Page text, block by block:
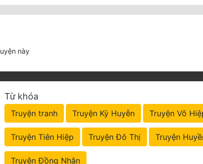
này
Từ khóa
Truyện tranh Truyện Kỳ Huyễn Truyện Võ
Truyện Tiên Hiệp Truyện Đô Thị Truyện
Truyện Đồng Nhân